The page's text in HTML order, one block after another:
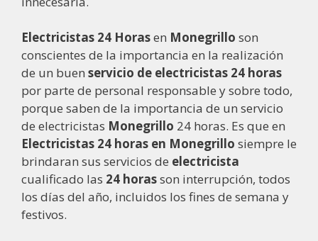
Electricistas 24 Horasen Monegrillo son
conscientes de la importancia en la realización
de un buen servicio de electricistas 24 horas
por parte de personal responsable y sobre todo,
porque saben de la importancia de un servicio
de electricistas Monegrillo 24 horas. Es que en
Electricistas 24 horas en Monegrillo siempre le
brindaran sus servicios de electricista
cualificado las 24 horasson interrupción, todos
los días del año, incluidos los fines de semana y
festivos.